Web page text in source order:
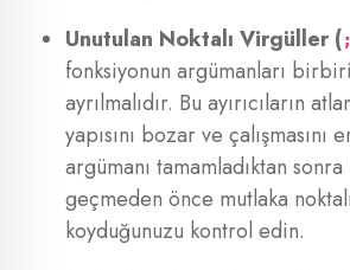
Unutulan Noktalı Virgüller (;
fonksiyonun argümanları
ayrılmalıdır. Bu ayırıcıların
yapısını bozar ve çalışmasını
argümanı tamamladıktan
geçmeden önce mutlaka
koyduğunuzu kontrol edin.